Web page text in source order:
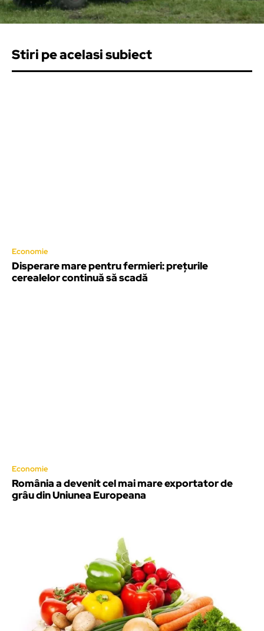
Stiri pe acelasi subiect
Economie
Disperare mare pentru fermieri: prețurile
cerealelor continuă să scadă
Economie
România a devenit cel mai mare exportator de
grâu din Uniunea Europeana